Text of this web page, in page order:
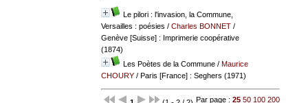
Le pilori : l'invasion, la Commune,
Versailles : poésies / Charles BONNET/
Genève [Suisse] : Imprimerie coopérative
(1874)
Les Poètes de la Commune/ Maurice
CHOURY/ Paris [France] : Seghers (1971)
Par page : 25 50 100 200